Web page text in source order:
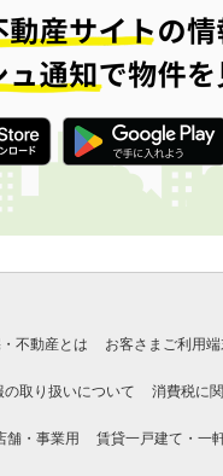
不動産とは お客さまご利用
の取り扱いについて 消費税に
舗・事業用 賃貸一戸建て・一